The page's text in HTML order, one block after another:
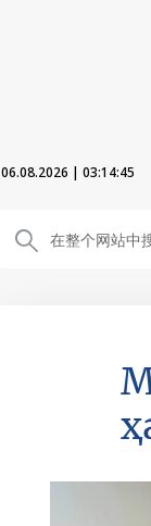
06.08.2026 | 03:14:47